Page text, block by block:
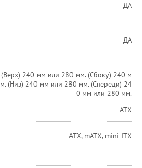
ДА
ДА
(Верх) 240 мм или 280 мм. (Сбоку) 240 м
м. (Низ) 240 мм или 280 мм. (Спереди) 24
0 мм или 280 мм.
ATX
ATX, mATX, mini-ITX